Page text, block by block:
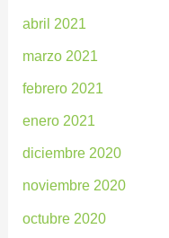
abril 2021
marzo 2021
febrero 2021
enero 2021
diciembre 2020
noviembre 2020
octubre 2020